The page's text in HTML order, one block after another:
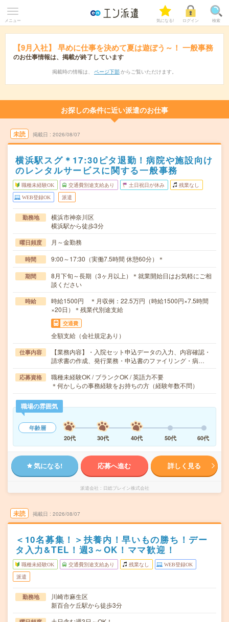
メニュー 気になる! ログイン 検索
【9月入社】 早めに仕事を決めて夏は遊ぼう～！ 一般事務
のお仕事情報は、掲載が終了しています
掲載時の情報は、 ページ下部 からご覧いただけます。
お探しの条件に近い派遣のお仕事
未読 掲載日 2026/08/07
横浜駅スグ＊17:30ピタ退勤！病院や施設向け
のレンタルサービスに関する一般事務
職種未経験OK 交通費別途支給あり 土日祝日が休み 残業なし
WEB登録OK 派遣
勤務地
横浜市神奈川区
横浜駅から徒歩3分
曜日頻度 月～金勤務
時間 9:00～17:30（実働7.5時間 休憩60分）＊
期間
8月下旬～長期（3ヶ月以上）＊就業開始日はお気軽にご相
談ください
時給
時給1500円 ＊月収例：22.5万円（時給1500円×7.5時間
×20日）＊残業代別途支給
交通費
全額支給（会社規定あり）
仕事内容
【業務内容】・入院セット申込データの入力、内容確認・
請求書の作成、発行業務・申込書のファイリング・病…
応募資格
職種未経験OK / ブランクOK / 英語力不要
＊何かしらの事務経験をお持ちの方（経験年数不問）
職場の雰囲気
年齢層
20代
30代 40代 50代 60代
気になる! 応募へ進む 詳しく見る
派遣会社 日総ブレイン株式会社
未読 掲載日 2026/08/07
＜10名募集！＞扶養内！早いもの勝ち！デー
タ入力&TEL！週3～OK！ママ歓迎！
職種未経験OK 交通費別途支給あり 残業なし WEB登録OK
派遣
勤務地
川崎市麻生区
新百合ケ丘駅から徒歩3分